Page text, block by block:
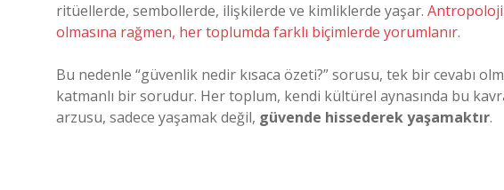
ritüellerde, sembollerde, ilişkilerde ve kimliklerde yaşar.
olmasına rağmen, her toplumda farklı biçimlerde yorumlanır.
Bu nedenle “güvenlik nedir kısaca özeti?” sorusu, tek bir cevabı
katmanlı bir sorudur. Her toplum, kendi kültürel aynasında bu
arzusu, sadece yaşamak değil, güvende hissederek yaşamaktır.